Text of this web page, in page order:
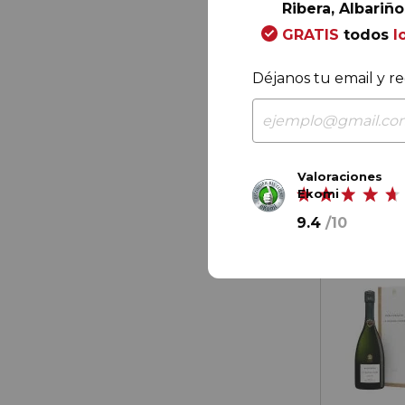
118,00
Ribera,
GRATIS todos
Déjanos tu email y
Valoraciones
Ekomi
9.4 /10